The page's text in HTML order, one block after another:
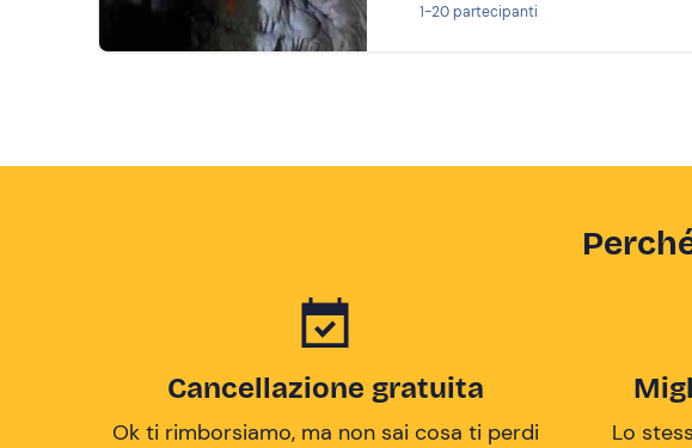
1-20 partecipanti
Cancellazione gratuita
Ok ti rimborsiamo, ma non sai cosa ti perdi
Lo